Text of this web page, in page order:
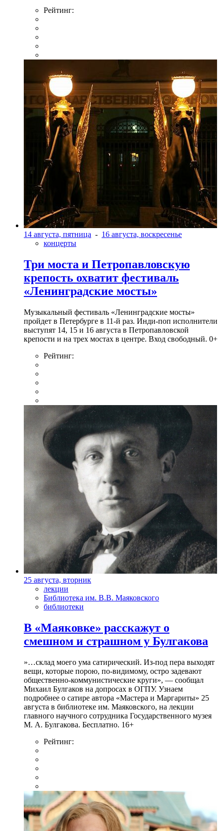
Рейтинг:
14 августа, пятница - 16 августа, воскресенье
концерты
Три моста и Петропавловскую
крепость охватит фестиваль
«Ленинградские мосты»
Музыкальный фестиваль «Ленинградские мосты»
пройдет в Петербурге в 11-й раз. Инди-поп исполнители
выступят 14, 15 и 16 августа в Петропавловской
крепости и на трех мостах в центре. Вход свободный. 0+
Рейтинг:
25 августа, вторник
лекции
Библиотека им. В.В. Маяковского
библиотеки
В «Маяковке» расскажут о
смешном и страшном у Булгакова
»…склад моего ума сатирический. Из-под пера выходят
вещи, которые порою, по-видимому, остро задевают
общественно-коммунистические круги», — сообщал
Михаил Булгаков на допросах в ОГПУ. Узнаем
подробнее о сатире автора «Мастера и Маргариты» 25
августа в библиотеке им. Маяковского, на лекции
главного научного сотрудника Государственного музея
М. А. Булгакова. Бесплатно. 16+
Рейтинг: